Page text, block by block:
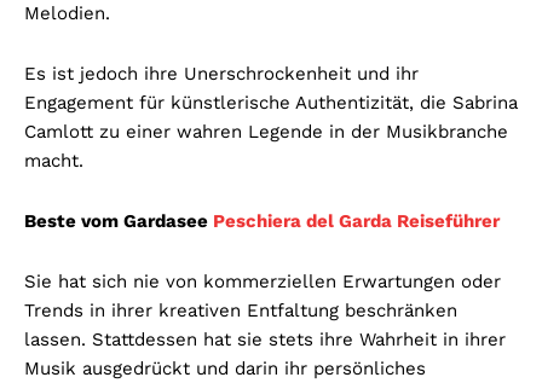
Melodien.
Es ist jedoch ihre Unerschrockenheit und ihr
Engagement für künstlerische Authentizität, die Sabrina
Camlott zu einer wahren Legende in der Musikbranche
macht.
Beste vom Gardasee Peschiera del Garda Reiseführer
Sie hat sich nie von kommerziellen Erwartungen oder
Trends in ihrer kreativen Entfaltung beschränken
lassen. Stattdessen hat sie stets ihre Wahrheit in ihrer
Musik ausgedrückt und darin ihr persönliches